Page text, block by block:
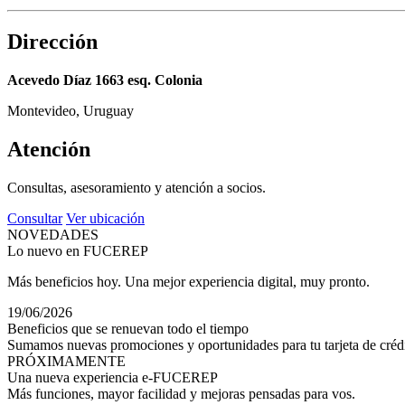
Dirección
Acevedo Díaz 1663 esq. Colonia
Montevideo, Uruguay
Atención
Consultas, asesoramiento y atención a socios.
Consultar Ver ubicación
NOVEDADES
Lo nuevo en FUCEREP
Más beneficios hoy. Una mejor experiencia digital, muy pronto.
19/06/2026
Beneficios que se renuevan todo el tiempo
Sumamos nuevas promociones y oportunidades para tu tarjeta de
PRÓXIMAMENTE
Una nueva experiencia e-FUCEREP
Más funciones, mayor facilidad y mejoras pensadas para vos.